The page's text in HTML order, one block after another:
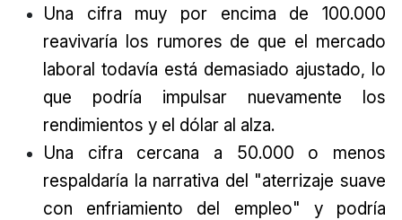
Una cifra muy por encima de 100.000
reavivaría los rumores de que el mercado
laboral todavía está demasiado ajustado, lo
que podría impulsar nuevamente los
rendimientos y el dólar al alza.
Una cifra cercana a 50.000 o menos
respaldaría la narrativa del "aterrizaje suave
con enfriamiento del empleo" y podría